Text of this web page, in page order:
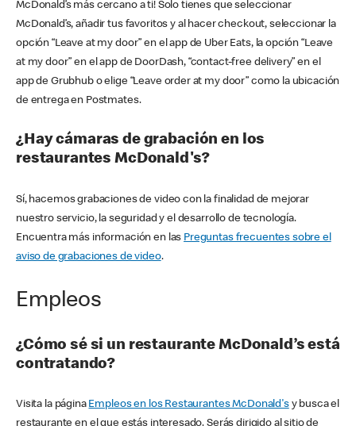
McDonald’s más cercano a ti! Solo tienes que seleccionar
McDonald’s, añadir tus favoritos y al hacer checkout, seleccionar la
opción “Leave at my door” en el app de Uber Eats, la opción “Leave
at my door” en el app de DoorDash, “contact-free delivery” en el
app de Grubhub o elige “Leave order at my door” como la ubicación
de entrega en Postmates.
¿Hay cámaras de grabación en los
restaurantes McDonald's?
Sí, hacemos grabaciones de video con la finalidad de mejorar
nuestro servicio, la seguridad y el desarrollo de tecnología.
Encuentra más información en las Preguntas frecuentes sobre el
aviso de grabaciones de video.
Empleos
¿Cómo sé si un restaurante McDonald’s está
contratando?
Visita la página Empleos en los Restaurantes McDonald'sy busca el